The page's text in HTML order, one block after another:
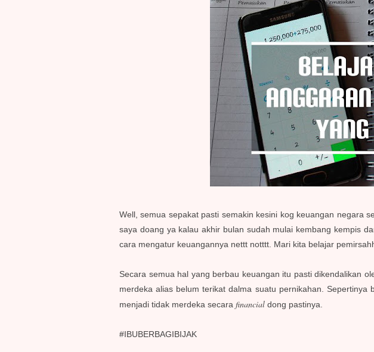
Well, semua sepakat pasti semakin kesini kog keuangan negara
saya doang ya kalau akhir bulan sudah mulai kembang kempis
cara mengatur keuangannya nettt notttt. Mari kita belajar
Secara semua hal yang berbau keuangan itu pasti dikendalikan
merdeka alias belum terikat dalma suatu pernikahan.
menjadi tidak merdeka secara financial dong pastinya.
#IBUBERBAGIBIJAK